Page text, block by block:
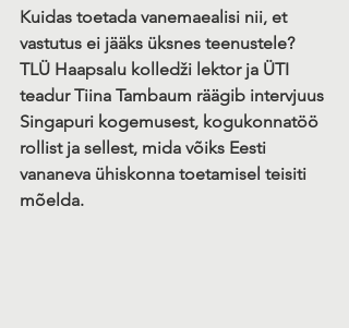
Kuidas toetada vanemaealisi nii, et
vastutus ei jääks üksnes teenustele?
TLÜ Haapsalu kolledži lektor ja ÜTI
teadur Tiina Tambaum räägib intervjuus
Singapuri kogemusest, kogukonnatöö
rollist ja sellest, mida võiks Eesti
vananeva ühiskonna toetamisel teisiti
mõelda.